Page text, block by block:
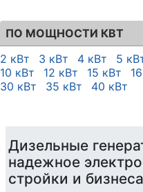
ПО МОЩНОСТИ КВТ
2 кВт
3 кВт 4 кВт 5
10 кВт
12 кВт 15 кВт
30 кВт
35 кВт 40 кВт
Дизельные
надежное
стройки и бизнеса